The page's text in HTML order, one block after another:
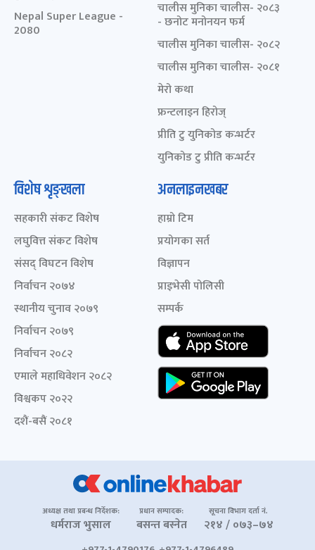
Nepal Super League -
2080
चालीस मुनिका चालीस- २०८३
- छनोट मनोनयन फर्म
चालीस मुनिका चालीस- २०८२
चालीस मुनिका चालीस- २०८१
मेरो कथा
फ्रन्टलाइन हिरोज्
प्रीति टु युनिकोड कन्भर्टर
युनिकोड टु प्रीति कन्भर्टर
विशेष शृङ्खला
सहकारी संकट विशेष
लघुवित्त संकट विशेष
संसद् विघटन विशेष
निर्वाचन २०७४
स्थानीय चुनाव २०७९
निर्वाचन २०७९
निर्वाचन २०८२
एमाले महाधिवेशन २०८२
विश्वकप २०२२
दशैं-बसैं २०८१
अनलाइनखबर
हाम्रो टिम
प्रयोगका सर्त
विज्ञापन
प्राइभेसी पोलिसी
सम्पर्क
अध्यक्ष तथा प्रबन्ध निर्देशक:
धर्मराज भुसाल
प्रधान सम्पादक:
बसन्त बस्नेत
सूचना विभाग दर्ता नं.
२१४ / ०७३–७४